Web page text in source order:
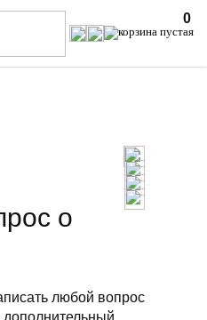
0
о
любой вопрос
дополнительный